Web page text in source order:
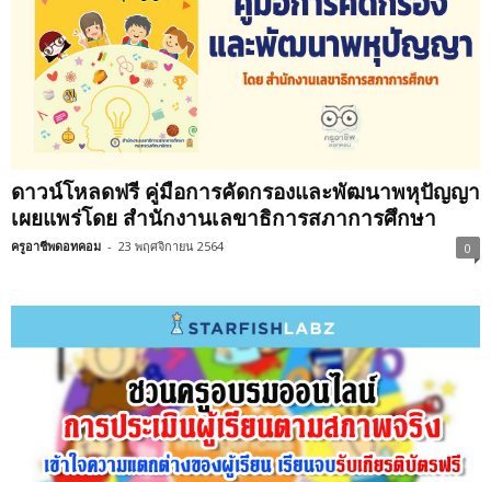
ดาวน์โหลดฟรี คู่มือการคัดกรองและพัฒนาพหุปัญญา
เผยแพร่โดย สำนักงานเลขาธิการสภาการศึกษา
ครูอาชีพดอทคอม - 23 พฤศจิกายน 2564 0